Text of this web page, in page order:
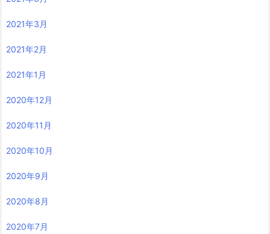
2021年3月
2021年2月
2021年1月
2020年12月
2020年11月
2020年10月
2020年9月
2020年8月
2020年7月